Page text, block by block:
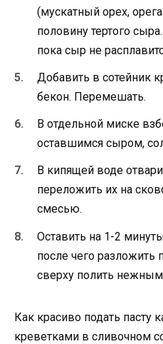
(мускатный орех,
половину тертого
пока сыр не
Добавить в сотейник
бекон. Перемешать.
В отдельной миске
оставшимся сыром,
В кипящей воде
переложить их на
смесью.
Оставить на 1-2
после чего разложить
сверху полить
Как красиво подать пасту
креветками в сливочном